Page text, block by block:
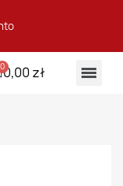
0,00 zł